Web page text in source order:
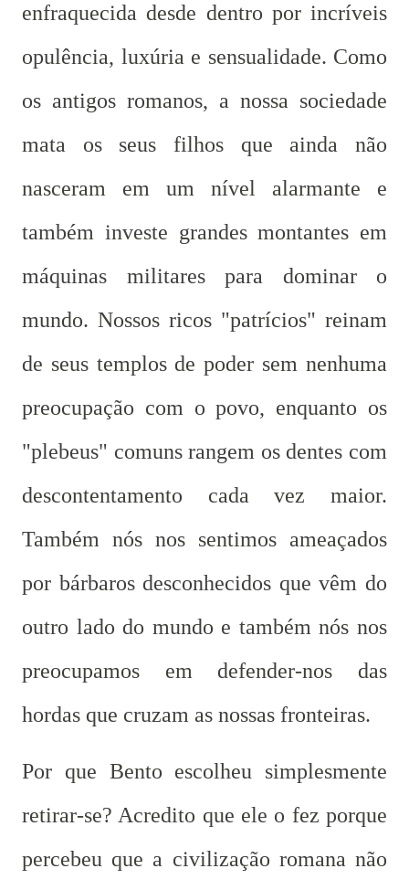
enfraquecida desde dentro por incríveis
opulência, luxúria e sensualidade. Como
os antigos romanos, a nossa sociedade
mata os seus filhos que ainda não
nasceram em um nível alarmante e
também investe grandes montantes em
máquinas militares para dominar o
mundo. Nossos ricos "patrícios" reinam
de seus templos de poder sem nenhuma
preocupação com o povo, enquanto os
"plebeus" comuns rangem os dentes com
descontentamento cada vez maior.
Também nós nos sentimos ameaçados
por bárbaros desconhecidos que vêm do
outro lado do mundo e também nós nos
preocupamos em defender-nos das
hordas que cruzam as nossas fronteiras.
Por que Bento escolheu simplesmente
retirar-se? Acredito que ele o fez porque
percebeu que a civilização romana não